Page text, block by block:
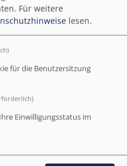
Für weitere
lesen.
für die Benutzersitzung
Einwilligungsstatus im